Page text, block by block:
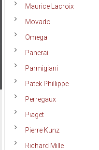
Maurice Lacroix
Movado
Omega
Panerai
Parmigiani
Patek Phillippe
Perregaux
Piaget
Pierre Kunz
Richard Mille